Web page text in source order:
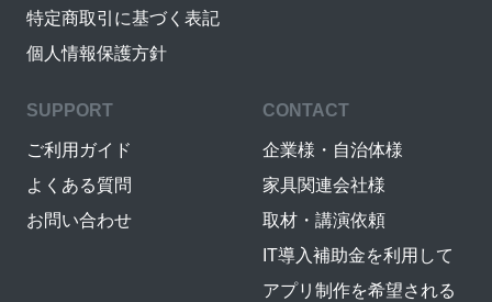
特定商取引に基づく表記
個人情報保護方針
SUPPORT
ご利用ガイド
よくある質問
お問い合わせ
CONTACT
企業様・自治体様
家具関連会社様
取材・講演依頼
IT導入補助金を利用して
アプリ制作を希望される